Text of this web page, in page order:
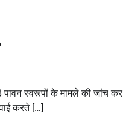
पावन स्वरूपों के मामले की जांच कर
करते […]